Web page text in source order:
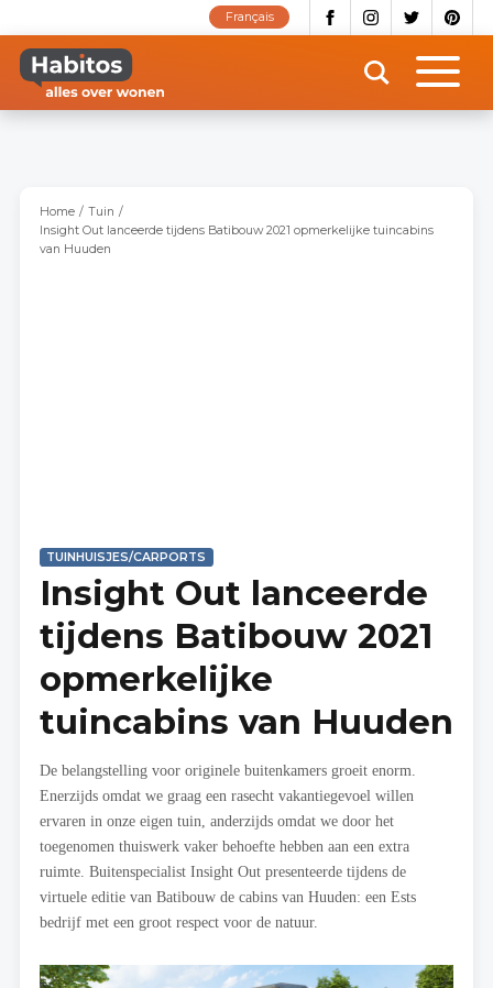
naar
inhoud
gaan
Français
Home
Tuin
Insight Out lanceerde tijdens Batibouw 2021 opmerkelijke tuincabins
van Huuden
TUINHUISJES/CARPORTS
Insight Out lanceerde
tijdens Batibouw 2021
opmerkelijke
tuincabins van Huuden
De belangstelling voor originele buitenkamers groeit enorm.
Enerzijds omdat we graag een rasecht vakantiegevoel willen
ervaren in onze eigen tuin, anderzijds omdat we door het
toegenomen thuiswerk vaker behoefte hebben aan een extra
ruimte. Buitenspecialist Insight Out presenteerde tijdens de
virtuele editie van Batibouw de cabins van Huuden: een Ests
bedrijf met een groot respect voor de natuur.